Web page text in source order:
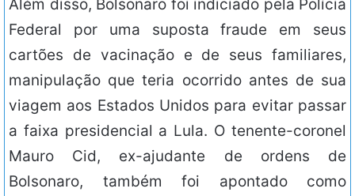
Além disso, Bolsonaro foi indiciado pela Polícia
Federal por uma suposta fraude em seus
cartões de vacinação e de seus familiares,
manipulação que teria ocorrido antes de sua
viagem aos Estados Unidos para evitar passar
a faixa presidencial a Lula. O tenente-coronel
Mauro Cid, ex-ajudante de ordens de
Bolsonaro, também foi apontado como